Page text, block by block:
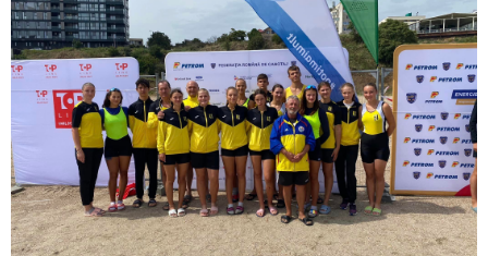
Silviu Daniel Munteanu, cel mai bun junior din
țară
Sezon cu rezultate frumoase pentru aruncările
CS Ceahlăului
Adina Fîrțală și Darius Gavriloaia, reprezentanții
CS Ceahlăului în Slovacia